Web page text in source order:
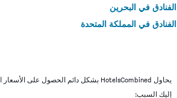
الفنادق في البحرين
الفنادق في المملكة المتحدة
يحاول HotelsCombined بشكل دائم الحصول على الأسعار الدقيقة، ولكن
إليك السبب: